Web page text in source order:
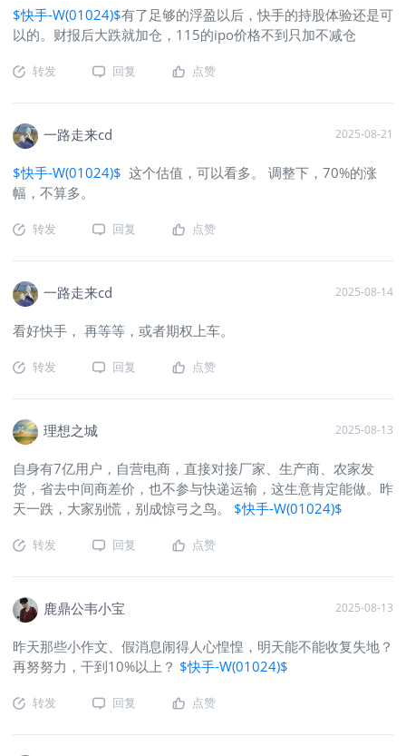
$快手-W(01024)$有了足够的浮盈以后，快手的持股体验还是可
以的。财报后大跌就加仓，115的ipo价格不到只加不减仓
转发 回复 点赞
一路走来cd 2025-08-21
$快手-W(01024)$ 这个估值，可以看多。 调整下，70%的涨
幅，不算多。
转发 回复 点赞
一路走来cd 2025-08-14
看好快手， 再等等，或者期权上车。
转发 回复 点赞
理想之城 2025-08-13
自身有7亿用户，自营电商，直接对接厂家、生产商、农家发
货，省去中间商差价，也不参与快递运输，这生意肯定能做。昨
天一跌，大家别慌，别成惊弓之鸟。 $快手-W(01024)$
转发 回复 点赞
鹿鼎公韦小宝 2025-08-13
昨天那些小作文、假消息闹得人心惶惶，明天能不能收复失地？
再努努力，干到10%以上？ $快手-W(01024)$
转发 回复 点赞